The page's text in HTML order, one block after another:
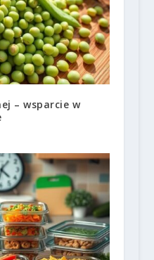
– wsparcie w